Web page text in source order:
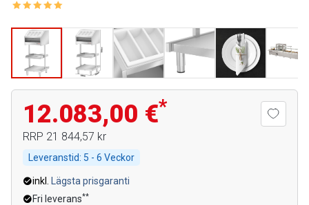
12.083,00 €*
RRP 21 844,57 kr
Leveranstid: 5 - 6 Veckor
inkl.
Lägsta prisgaranti
Fri leverans**